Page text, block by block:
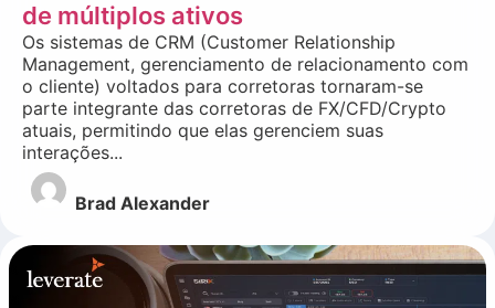
de múltiplos ativos
Os sistemas de CRM (Customer Relationship
Management, gerenciamento de relacionamento com
o cliente) voltados para corretoras tornaram-se
parte integrante das corretoras de FX/CFD/Crypto
atuais, permitindo que elas gerenciem suas
interações...
Brad Alexander